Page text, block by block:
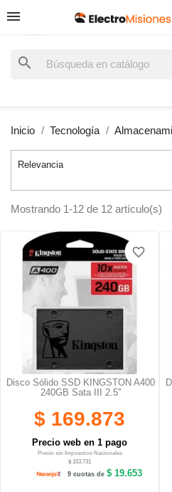
search
Inicio Tecnología
Relevancia
Mostrando 1-12 de 12 artículo(s)
Disco Sólido SSD KINGSTON A400
240GB Sata III 2.5''
$ 169.873
Precio web en 1 pago
Precio sin Impuestos Nacionales
$ 153.731
9 cuotas de$ 19.653
favorite_border
favorite_border